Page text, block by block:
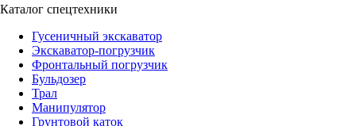
Каталог спецтехники
Гусеничный экскаватор
Экскаватор-погрузчик
Фронтальный погрузчик
Бульдозер
Трал
Манипулятор
Грунтовой каток